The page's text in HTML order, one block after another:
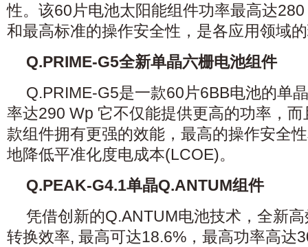
性。该60片电池太阳能组件功率最高达
和最高标准的操作安全性，是各应用领域
Q.PRIME-G5全新单晶六栅电池组件
Q.PRIME-G5是一款60片6BB电池的单
率达290 Wp 它不仅能提供更高的功率，
款组件拥有更强的效能，最高的操作安全
地降低平准化度电成本(LCOE)。
Q.PEAK-G4.1单晶Q.ANTUM组件
凭借创新的Q.ANTUM电池技术，全新
转换效率, 最高可达18.6%，最高功率高达